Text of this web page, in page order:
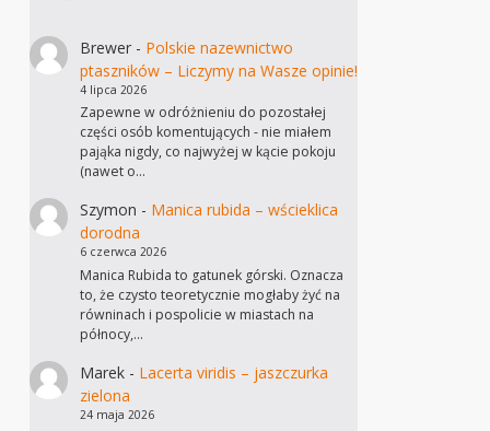
Brewer- Polskie nazewnictwo
ptaszników – Liczymy na Wasze opinie!
4 lipca 2026
Zapewne w odróżnieniu do pozostałej
części osób komentujących - nie miałem
pająka nigdy, co najwyżej w kącie pokoju
(nawet o…
Szymon - Manica rubida – wścieklica
dorodna
6 czerwca 2026
Manica Rubida to gatunek górski. Oznacza
to, że czysto teoretycznie mogłaby żyć na
równinach i pospolicie w miastach na
północy,…
Marek- Lacerta viridis – jaszczurka
zielona
24 maja 2026